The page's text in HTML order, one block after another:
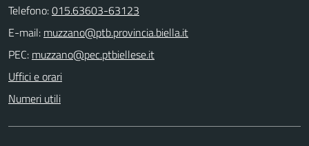
Telefono:015.63603-63123
E-mail:
PEC:
Uffici e orari
Numeri utili